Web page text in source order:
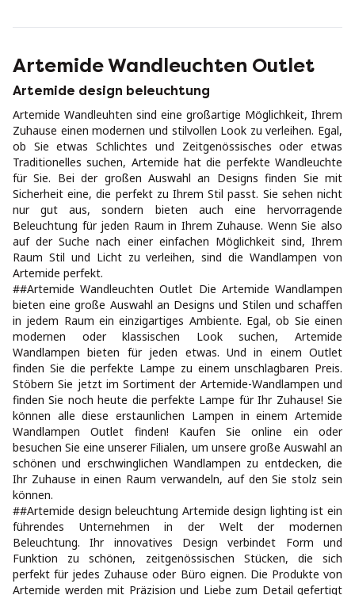
Artemide Wandleuchten Outlet
Artemide design beleuchtung
Artemide Wandleuhten sind eine großartige Möglichkeit, Ihrem
Zuhause einen modernen und stilvollen Look zu verleihen. Egal,
ob Sie etwas Schlichtes und Zeitgenössisches oder etwas
Traditionelles suchen, Artemide hat die perfekte Wandleuchte
für Sie. Bei der großen Auswahl an Designs finden Sie mit
Sicherheit eine, die perfekt zu Ihrem Stil passt. Sie sehen nicht
nur gut aus, sondern bieten auch eine hervorragende
Beleuchtung für jeden Raum in Ihrem Zuhause. Wenn Sie also
auf der Suche nach einer einfachen Möglichkeit sind, Ihrem
Raum Stil und Licht zu verleihen, sind die Wandlampen von
Artemide perfekt.
##Artemide Wandleuchten Outlet Die Artemide Wandlampen
bieten eine große Auswahl an Designs und Stilen und schaffen
in jedem Raum ein einzigartiges Ambiente. Egal, ob Sie einen
modernen oder klassischen Look suchen, Artemide
Wandlampen bieten für jeden etwas. Und in einem Outlet
finden Sie die perfekte Lampe zu einem unschlagbaren Preis.
Stöbern Sie jetzt im Sortiment der Artemide-Wandlampen und
finden Sie noch heute die perfekte Lampe für Ihr Zuhause! Sie
können alle diese erstaunlichen Lampen in einem Artemide
Wandlampen Outlet finden! Kaufen Sie online ein oder
besuchen Sie eine unserer Filialen, um unsere große Auswahl an
schönen und erschwinglichen Wandlampen zu entdecken, die
Ihr Zuhause in einen Raum verwandeln, auf den Sie stolz sein
können.
##Artemide design beleuchtung Artemide design lighting ist ein
führendes Unternehmen in der Welt der modernen
Beleuchtung. Ihr innovatives Design verbindet Form und
Funktion zu schönen, zeitgenössischen Stücken, die sich
perfekt für jedes Zuhause oder Büro eignen. Die Produkte von
Artemide werden mit Präzision und Liebe zum Detail gefertigt